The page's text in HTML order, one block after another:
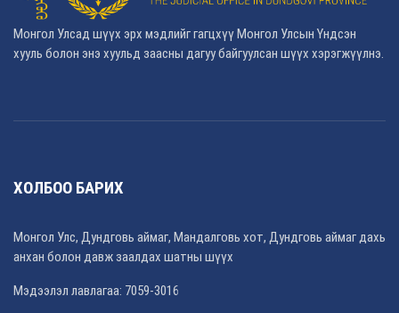
Монгол Улсад шүүх эрх мэдлийг гагцхүү Монгол Улсын Үндсэн
хууль болон энэ хуульд заасны дагуу байгуулсан шүүх хэрэгжүүлнэ.
ХОЛБОО БАРИХ
Монгол Улс, Дундговь аймаг, Мандалговь хот, Дундговь аймаг дахь
анхан болон давж заалдах шатны шүүх
Мэдээлэл лавлагаа: 7059-3016